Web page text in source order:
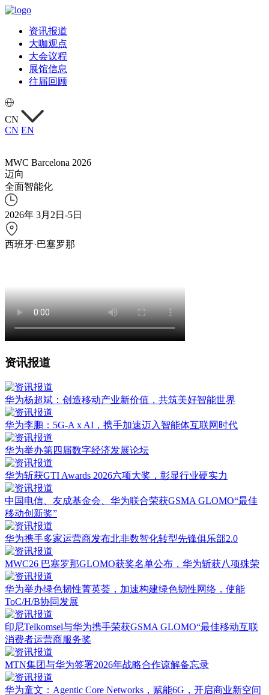
资讯报道
大咖观点
大会议程
展馆信息
往届回顾
CN
CN EN
MWC Barcelona 2026
迈向
全面智能化
2026年 3月2日-5日
西班牙·巴塞罗那
资讯报道
华为杨超斌：创造移动产业新价值，共筑美好智能世界
华为李鹏：5G-A x AI，携手加速迈入智能体互联网时代
华为举办第四届数字经济发展论坛
华为斩获GTI Awards 2026六项大奖，彰显行业硬实力
中国电信、友成基金会、华为联合荣获GSMA GLOMO“最佳
移动创新奖”
华为携手多家运营商发布北非数智化转型先锋俱乐部2.0
MWC26 巴塞罗那GLOMO获奖名单公布，华为斩获八项殊荣
华为举办绿色韧性菁英荟，加速构建绿色韧性网络，使能
ToC/H/B协同发展
印尼Telkomsel与华为携手荣获GSMA GLOMO“最佳移动互联
消费者运营商服务奖
MTN集团与华为签署2026年战略合作谅解备忘录
华为童文：Agentic Core Networks，赋能6G，开启商业新空间